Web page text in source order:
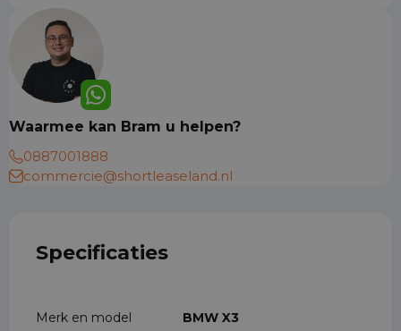
Waarmee kan Bram u helpen?
0887001888
commercie@shortleaseland.nl
Specificaties
Merk en model BMW X3